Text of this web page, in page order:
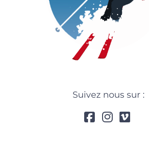
Suivez nous sur :